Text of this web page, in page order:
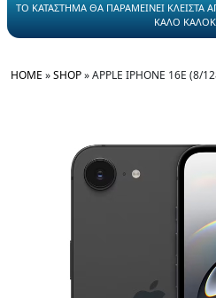
ΤΟ ΚΑΤΑΣΤΗΜΑ ΘΑ ΠΑΡΑΜΕΙΝΕΙ ΚΛΕΙΣΤΑ
ΚΑΛΟ
HOME »SHOP»APPLE IPHONE 16E (8/